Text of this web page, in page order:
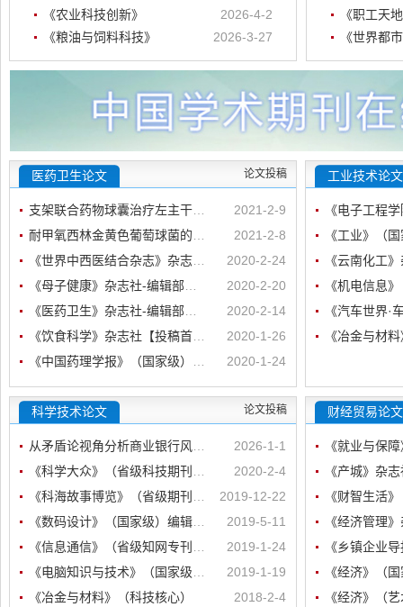
《农业科技创新》
2026-4-2
《粮油与饲料科技》
2026-3-27
《职工天
《世界都
医药卫生论文 论文投稿
2021-2-9
2021-2-8
2020-2-24
2020-2-20
2020-2-14
2020-1-26
2020-1-24
《康颐》(省级医学类期刊)【投稿..
2020-1-5
2019-12-8
工业技术论文
科学技术论文 论文投稿
2026-1-1
2020-2-4
2019-12-22
2019-5-11
2019-1-24
2019-1-19
《冶金与材料》（科技核心）
2018-2-4
财经贸易论文